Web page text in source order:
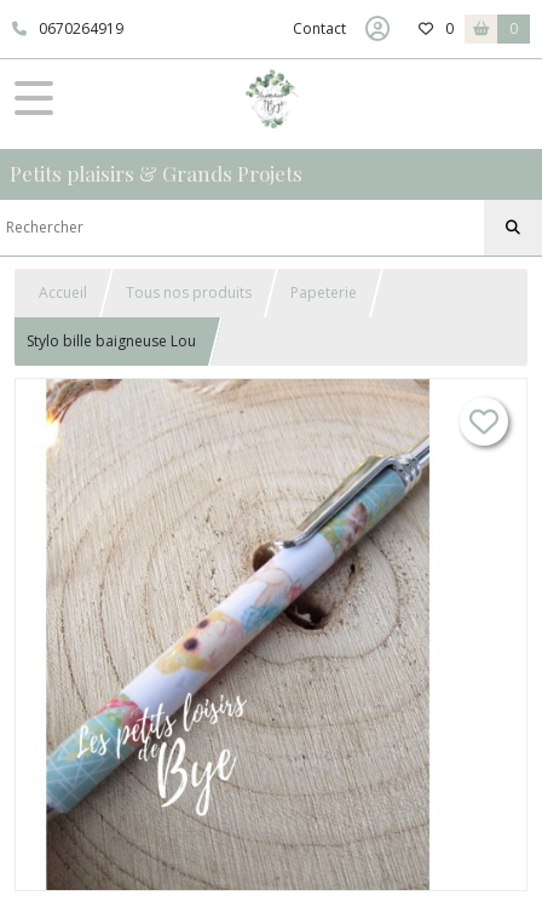
0670264919 Contact 0 0
Petits plaisirs & Grands Projets
Accueil Tous nos produits Papeterie
Stylo bille baigneuse Lou